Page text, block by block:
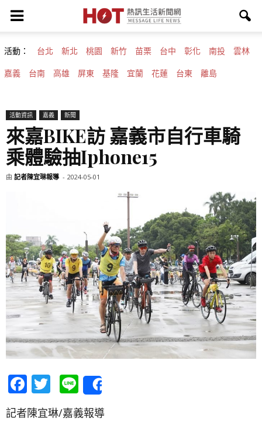
活動： 台北 新北 桃園 新竹 苗栗 台中 彰化 南投 雲林
嘉義 台南 高雄 屏東 基隆 宜蘭 花蓮 台東 離島
活動資訊 嘉義 新聞
來嘉BIKE訪 嘉義市自行車騎
乘體驗抽Iphone15
由 記者陳宜琳報導 - 2024-05-01
Facebook
Twitter
Line
記者陳宜琳/嘉義報導